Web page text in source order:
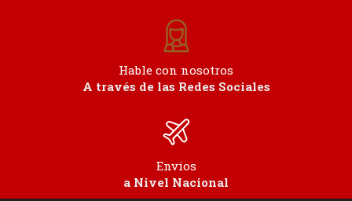
Hable con nosotros
A través de las Redes Sociales
Envios
a Nivel Nacional